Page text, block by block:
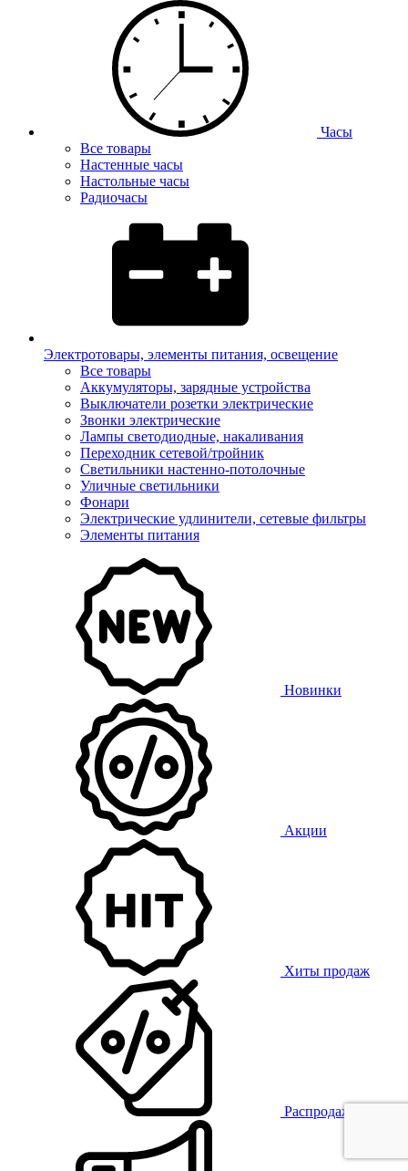
Часы
Все товары
Настенные часы
Настольные часы
Радиочасы
Электротовары, элементы питания, освещение
Все товары
Аккумуляторы, зарядные устройства
Выключатели розетки электрические
Звонки электрические
Лампы светодиодные, накаливания
Переходник сетевой/тройник
Светильники настенно-потолочные
Уличные светильники
Фонари
Электрические удлинители, сетевые фильтры
Элементы питания
Новинки
Акции
Хиты продаж
Распродажа